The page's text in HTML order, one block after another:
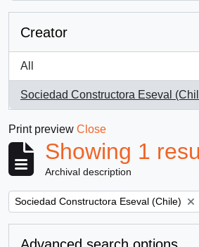
Creator
All
Sociedad Constructora Eseval
, 1 results
Print preview Close
Showing 1
Archival description
Remove filter:
Sociedad Constructora Eseval (Chile)